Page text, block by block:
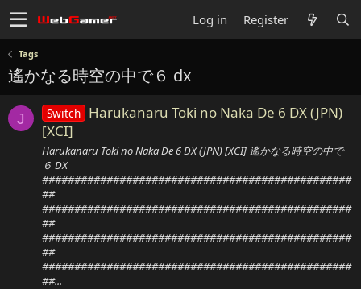
Log in Register
Tags
遙かなる時空の中で６ dx
J Switch Harukanaru Toki no Naka De 6 DX (JPN)
[XCI]
Harukanaru Toki no Naka De 6 DX (JPN) [XCI] 遙かなる時空の中で
６ DX
################################################
##
################################################
##
################################################
##
################################################
##...